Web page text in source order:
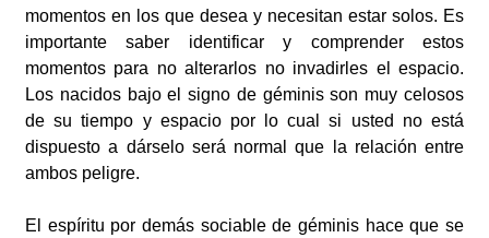
momentos en los que desea y necesitan estar solos. Es
importante saber identificar y comprender estos
momentos para no alterarlos no invadirles el espacio.
Los nacidos bajo el signo de géminis son muy celosos
de su tiempo y espacio por lo cual si usted no está
dispuesto a dárselo será normal que la relación entre
ambos peligre.
El espíritu por demás sociable de géminis hace que se